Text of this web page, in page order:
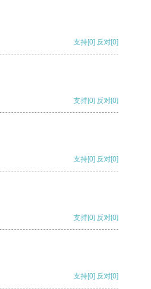
支持[0] 反对[0]
支持[0] 反对[0]
支持[0] 反对[0]
支持[0] 反对[0]
支持[0] 反对[0]